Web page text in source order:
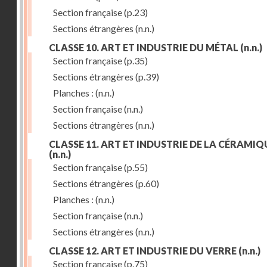
Section française(p.23)
Sections étrangères (n.n.)
CLASSE 10. ART ET INDUSTRIE DU MÉTAL (n.n.)
Section française(p.35)
Sections étrangères (p.39)
Planches : (n.n.)
Section française(n.n.)
Sections étrangères (n.n.)
CLASSE 11. ART ET INDUSTRIE DE LA
(n.n.)
Section française(p.55)
Sections étrangères (p.60)
Planches : (n.n.)
Section française(n.n.)
Sections étrangères (n.n.)
CLASSE 12. ART ET INDUSTRIE DU VERRE (n.n.)
Section française(p.75)